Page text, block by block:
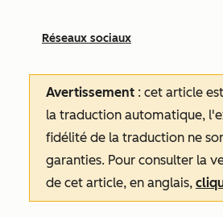
Réseaux sociaux
Avertissement : cet article
la traduction automatique,
fidélité de la traduction ne
garanties. Pour consulter la
de cet article, en anglais,